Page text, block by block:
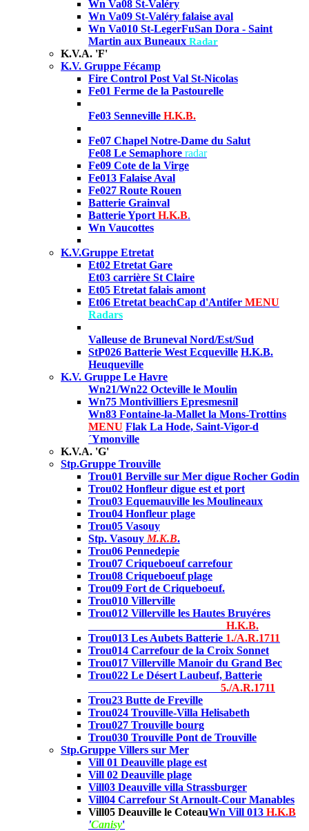
Wn Va08 St-Valéry
Wn Va09 St-Valéry falaise aval
Wn Va010 St-LegerFuSan Dora - Saint
Martin aux Buneaux Radar
K.V.A. 'F'
K.V. Gruppe Fécamp
Fire Control Post Val St-Nicolas
Fe01 Ferme de la Pastourelle
Fe03 Senneville H.K.B.
Fe07 Chapel Notre-Dame du Salut
Fe08 Le Semaphore radar
Fe09 Cote de la Virge
Fe013 Falaise Aval
Fe027 Route Rouen
Batterie Grainval
BatterieYport H.K.B.
Wn Vaucottes
K.V.Gruppe Etretat
Et02 Etretat Gare
Et03 carrière St Claire
Et05 Etretat falais amont
Et06 Etretat beachCap d'Antifer MENU
Radars
Valleuse de Bruneval Nord/Est/Sud
StP026 Batterie West Ecqueville H.K.B.
Heuqueville
K.V. Gruppe Le Havre
Wn21/Wn22 Octeville le Moulin
Wn75 Montivilliers Epresmesnil
Wn83 Fontaine-la-Mallet la Mons-Trottins
MENU Flak La Hode, Saint-Vigor-d
´Ymonville
K.V.A. 'G'
Stp.Gruppe Trouville
Trou01 Berville sur Mer digue Rocher Godin
Trou02 Honfleur digue est et port
Trou03 Equemauville les Moulineaux
Trou04 Honfleur plage
Trou05 Vasouy
Stp. Vasouy M.K.B.
Trou06 Pennedepie
Trou07 Criqueboeuf carrefour
Trou08 Criqueboeuf plage
Trou09 Fort de Criqueboeuf.
Trou010 Villerville
Trou012 Villerville les Hautes Bruyéres
H.K.B.
Trou013 Les Aubets Batterie 1./A.R.1711
Trou014 Carrefour de la Croix Sonnet
Trou017 Villerville Manoir du Grand Bec
Trou022 Le Désert Laubeuf, Batterie
5./A.R.1711
Trou23 Butte de Freville
Trou024 Trouville-Villa Helisabeth
Trou027 Trouville bourg
Trou030 Trouville Pont de Trouville
Stp.Gruppe Villers sur Mer
Vill 01 Deauville plage est
Vill 02 Deauville plage
Vill03 Deauville villa Strassburger
Vill04 Carrefour St Arnoult-Cour Manables
Vill05 Deauville le CoteauWn Vill 013 H.K.B
'Canisy'